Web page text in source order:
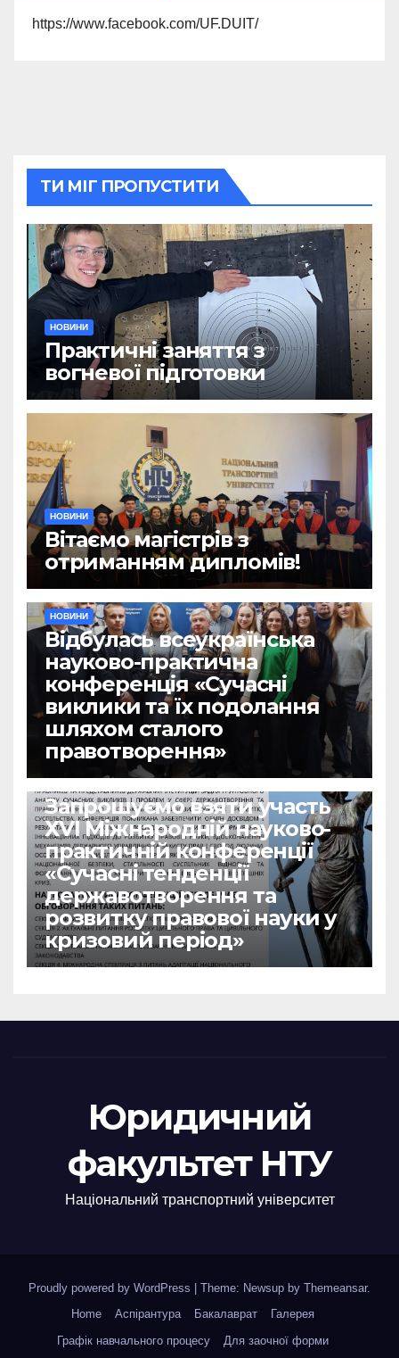
https://www.facebook.com/UF.DUIT/
ТИ МІГ ПРОПУСТИТИ
НОВИНИ
Практичні заняття з
вогневої підготовки
НОВИНИ
Вітаємо магістрів з
отриманням дипломів!
НОВИНИ
Відбулась всеукраїнська
науково-практична
конференція «Сучасні
виклики та їх подолання
шляхом сталого
правотворення»
Запрошуємо взяти участь
ХVІ Міжнародній науково-
практичній конференції
«Сучасні тенденції
державотворення та
розвитку правової науки у
кризовий період»
Юридичний
факультет НТУ
Національний транспортний університет
Proudly powered by WordPress Theme: Newsup by Themeansar.
Home
Аспірантура Бакалаврат
Галерея
Графік навчального процесу
Для заочної форми